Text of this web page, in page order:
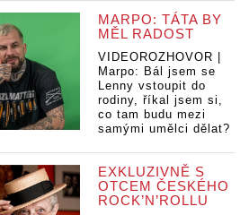
MARPO: TÁTA BY
MĚL RADOST
VIDEOROZHOVOR |
Marpo: Bál jsem se
Lenny vstoupit do
rodiny, říkal jsem si,
co tam budu mezi
samými umělci dělat?
EXKLUZIVNĚ S
OTCEM ČESKÉHO
ROCK’N’ROLLU